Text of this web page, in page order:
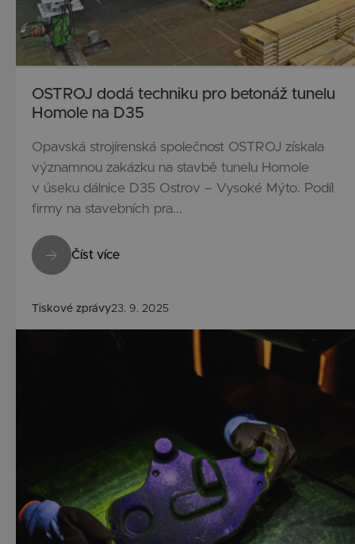
OSTROJ dodá techniku pro betonáž tunelu
Homole na D35
Opavská strojírenská společnost OSTROJ získala
významnou zakázku na stavbě tunelu Homole
v úseku dálnice D35 Ostrov – Vysoké Mýto. Podíl
firmy na stavebních pra...
Číst více
Tiskové zprávy23. 9. 2025